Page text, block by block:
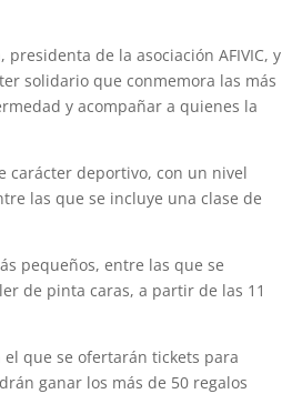
de la asociación AFIVIC, y
solidario que conmemora las más
y acompañar a quienes la
carácter deportivo, con un nivel
las que se incluye una clase de
pequeños, entre las que se
de pinta caras, a partir de las 11
el que se ofertarán tickets para
ganar los más de 50 regalos